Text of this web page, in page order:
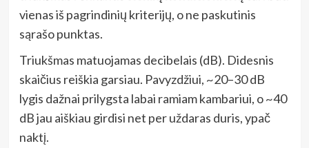
vienas iš pagrindinių kriterijų, o ne paskutinis
sąrašo punktas.
Triukšmas matuojamas decibelais (dB). Didesnis
skaičius reiškia garsiau. Pavyzdžiui, ~20–30 dB
lygis dažnai prilygsta labai ramiam kambariui, o ~40
dB jau aiškiau girdisi net per uždaras duris, ypač
naktį.